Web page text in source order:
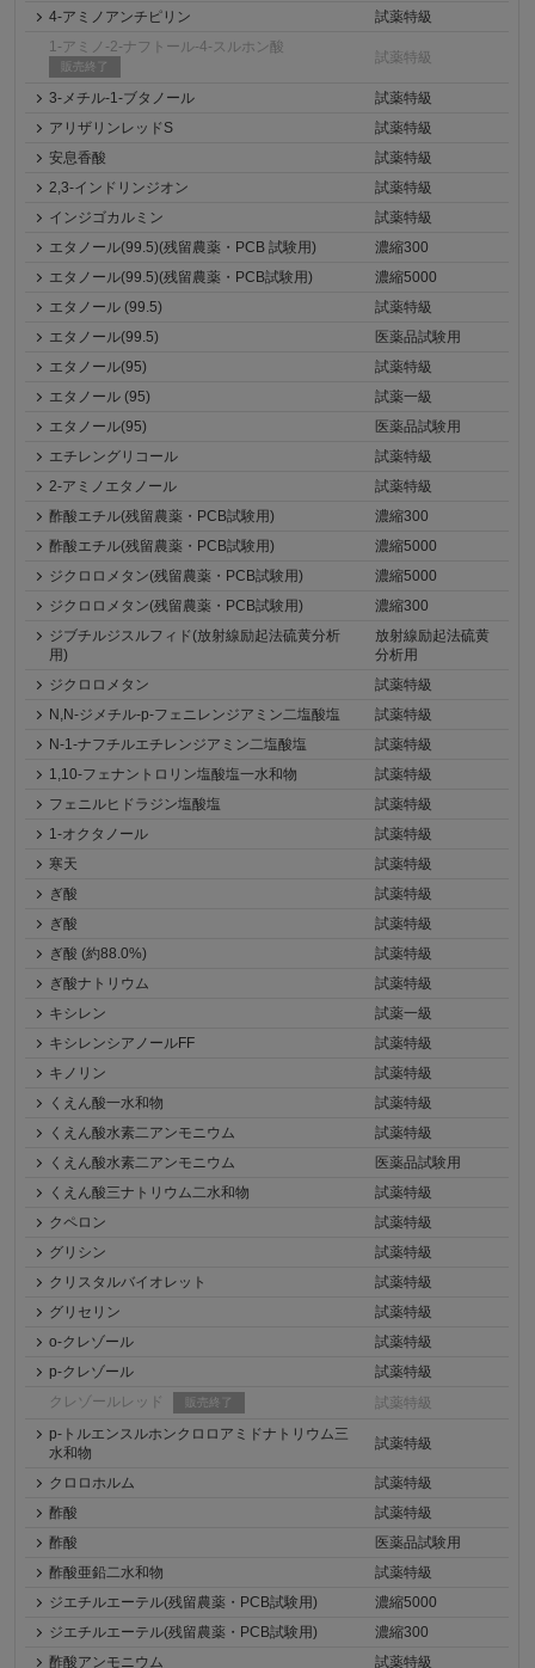
4-アミノアンチピリン
試薬特級
1-アミノ-2-ナフトール-4-スルホン酸
販売終了
試薬特級
3-メチル-1-ブタノール
試薬特級
アリザリンレッドS
試薬特級
安息香酸
試薬特級
2,3-インドリンジオン
試薬特級
インジゴカルミン
試薬特級
エタノール(99.5)(残留農薬・PCB 試験用)
濃縮300
エタノール(99.5)(残留農薬・PCB試験用)
濃縮5000
エタノール (99.5)
試薬特級
エタノール(99.5)
医薬品試験用
エタノール(95)
試薬特級
エタノール (95)
試薬一級
エタノール(95)
医薬品試験用
エチレングリコール
試薬特級
2-アミノエタノール
試薬特級
酢酸エチル(残留農薬・PCB試験用)
濃縮300
酢酸エチル(残留農薬・PCB試験用)
濃縮5000
ジクロロメタン(残留農薬・PCB試験用)
濃縮5000
ジクロロメタン(残留農薬・PCB試験用)
濃縮300
ジブチルジスルフィド(放射線励起法硫黄分析
用)
放射線励起法硫黄
分析用
ジクロロメタン
試薬特級
N,N-ジメチル-p-フェニレンジアミン二塩酸塩
試薬特級
N-1-ナフチルエチレンジアミン二塩酸塩
試薬特級
1,10-フェナントロリン塩酸塩一水和物
試薬特級
フェニルヒドラジン塩酸塩
試薬特級
1-オクタノール
試薬特級
寒天
試薬特級
ぎ酸
試薬特級
ぎ酸
試薬特級
ぎ酸 (約88.0%)
試薬特級
ぎ酸ナトリウム
試薬特級
キシレン
試薬一級
キシレンシアノールFF
試薬特級
キノリン
試薬特級
くえん酸一水和物
試薬特級
くえん酸水素二アンモニウム
試薬特級
くえん酸水素二アンモニウム
医薬品試験用
くえん酸三ナトリウム二水和物
試薬特級
クペロン
試薬特級
グリシン
試薬特級
クリスタルバイオレット
試薬特級
グリセリン
試薬特級
o-クレゾール
試薬特級
p-クレゾール
試薬特級
クレゾールレッド
販売終了
試薬特級
p-トルエンスルホンクロロアミドナトリウム三
水和物
試薬特級
クロロホルム
試薬特級
酢酸
試薬特級
酢酸
医薬品試験用
酢酸亜鉛二水和物
試薬特級
ジエチルエーテル(残留農薬・PCB試験用)
濃縮5000
ジエチルエーテル(残留農薬・PCB試験用)
濃縮300
酢酸アンモニウム
試薬特級